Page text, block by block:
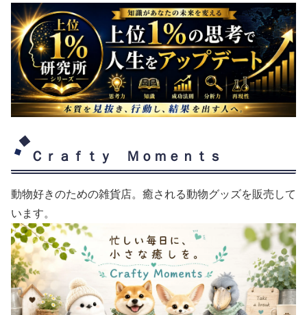
Ｃｒａｆｔｙ Ｍｏｍｅｎｔｓ
動物好きのための雑貨店。癒される動物グッズを販売して
います。